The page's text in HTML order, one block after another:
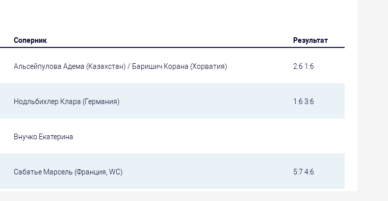
Соперник Результат
Альсейпулова Адема (Казахстан) / Баришич Корана (Хорватия) 2:6 1:6
Нодльбихлер Клара (Германия) 1:6 3:6
Внучко Екатерина
Сабатье Марсель (Франция, WC) 5:7 4:6